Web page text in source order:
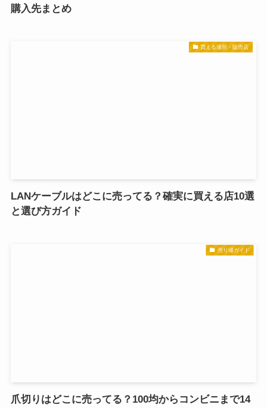
購入先まとめ
買える場所・販売店
LANケーブルはどこに売ってる？確実に買える店10選
と選び方ガイド
売り場ガイド
爪切りはどこに売ってる？100均からコンビニまで14